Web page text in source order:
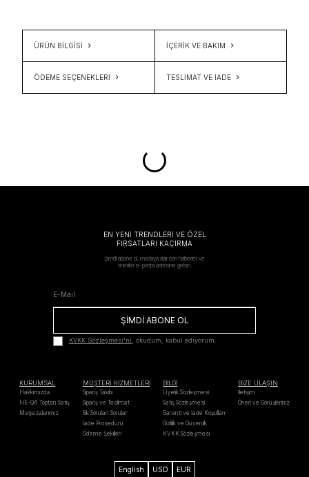
ÜRÜN BİLGİSİ İÇERIK VE BAKIM
ÖDEME SEÇENEKLERI TESLIMAT VE İADE
EN YENİ TRENDLERİ VE ÖZEL
FIRSATLARI KAÇIRMA
Şimdi abone ol, modaya dair son haberler ve
öneriler e-posta adresine gelsin.
ŞİMDİ ABONE OL
KVKK Sözleşmesi'ni, okudum, kabul ediyorum.
KURUMSAL
Hakkımızda
HE-QA Toptan Satış
Mağazalarımız
MÜŞTERİ HİZMETLERİ
Sipariş Takibi
Sipariş ve Teslimat
Sık Sorulan Sorular
İade Prosedürü
Ödeme Şekilleri
BİLGİ
Üyelik Sözleşmesi
Satış Sözleşmesi
Garanti ve İade Koşulları
Gizlilik ve Güvenlik
KVKK Sözleşmesi
BİZE ULAŞIN
İletişim
Öneri ve Görüşleriniz
English USD EUR